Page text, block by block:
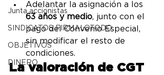
Junta accionistas
SINDICATOS FIRMALOTODO
OBJETIVOS
DINERO
Adelantar la asignación a los
63 años y medio, junto con el
pago del Convenio Especial,
sin modificar el resto de
condiciones.
La valoración de CGT